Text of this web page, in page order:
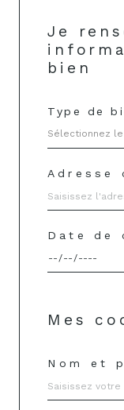
Je
bien
Type de
Sélectionnez
Adresse
Date de
Mes
Nom et